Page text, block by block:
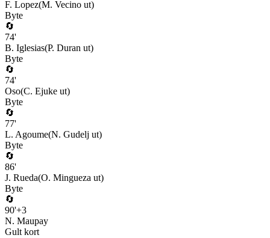
F. Lopez(M. Vecino ut)
Byte
🔄
74'
B. Iglesias(P. Duran ut)
Byte
🔄
74'
Oso(C. Ejuke ut)
Byte
🔄
77'
L. Agoume(N. Gudelj ut)
Byte
🔄
86'
J. Rueda(O. Mingueza ut)
Byte
🔄
90'+3
N. Maupay
Gult kort